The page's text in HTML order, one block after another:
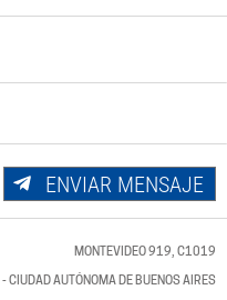
ENVIAR MENSAJE
MONTEVIDEO 919, C1019
- CIUDAD AUTÓNOMA DE BUENOS AIRES